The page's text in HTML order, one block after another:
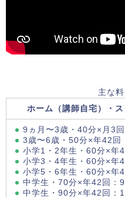
主な
ホーム（講師自宅）・
9ヵ月〜3歳・40分×月3
3歳〜6歳・50分×年42回
小学1・2年生・60分×年
小学3・4年生・60分×年
小学5・6年生・60分×年
中学生・70分×年42回：
中学生・90分×年42回：